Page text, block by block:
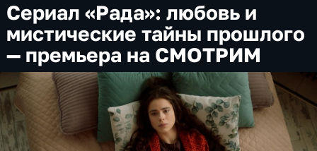
Сериал «Рада»: любовь и
мистические тайны прошлого
— премьера на СМОТРИМ